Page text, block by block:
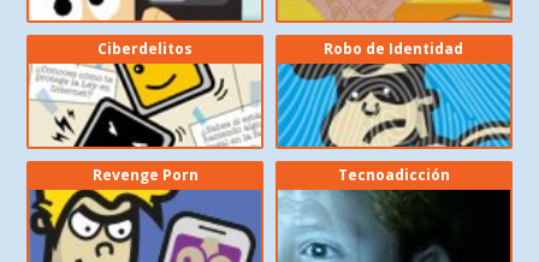
Ciberdelitos Robo de Identidad
Revenge Porn Tecnoadicción